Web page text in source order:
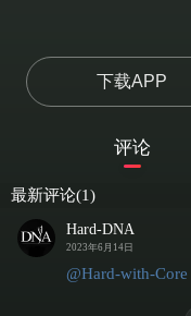
下载APP
评论
最新评论(1)
Hard-DNA
2023年6月14日
@Hard-with-Core